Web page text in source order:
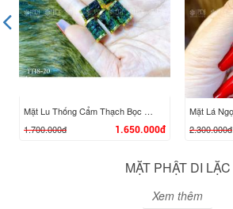
Mặt Lu Thống Cẩm Thạch Bọc Vàng 10K
1.700.000đ
1.650.000đ
2.300.000đ
MẶT PHẬT DI LẶC
Xem thêm